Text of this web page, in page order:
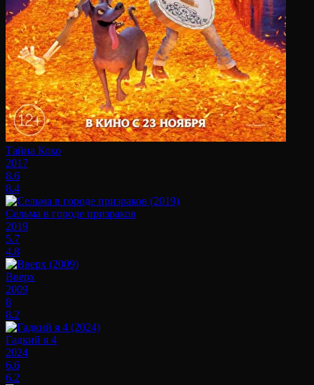
Тайна Коко
2017
8.6
8.4
Сельма в городе призраков
2019
5.7
4.8
Вверх
2009
8
8.2
Гадкий я 4
2024
6.6
6.2